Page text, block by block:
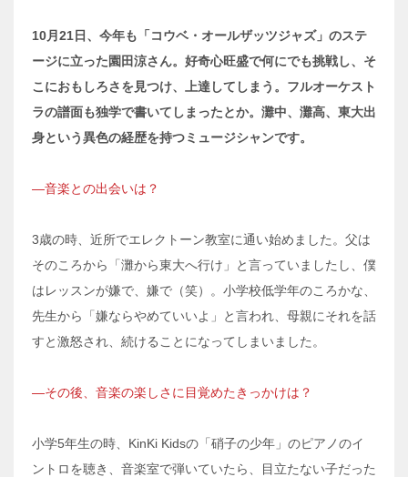
10月21日、今年も「コウベ・オールザッツジャズ」のステ
ージに立った園田涼さん。好奇心旺盛で何にでも挑戦し、そ
こにおもしろさを見つけ、上達してしまう。フルオーケスト
ラの譜面も独学で書いてしまったとか。灘中、灘高、東大出
身という異色の経歴を持つミュージシャンです。
―音楽との出会いは？
3歳の時、近所でエレクトーン教室に通い始めました。父は
そのころから「灘から東大へ行け」と言っていましたし、僕
はレッスンが嫌で、嫌で（笑）。小学校低学年のころかな、
先生から「嫌ならやめていいよ」と言われ、母親にそれを話
すと激怒され、続けることになってしまいました。
―その後、音楽の楽しさに目覚めたきっかけは？
小学5年生の時、KinKi Kidsの「硝子の少年」のピアノのイ
ントロを聴き、音楽室で弾いていたら、目立たない子だった